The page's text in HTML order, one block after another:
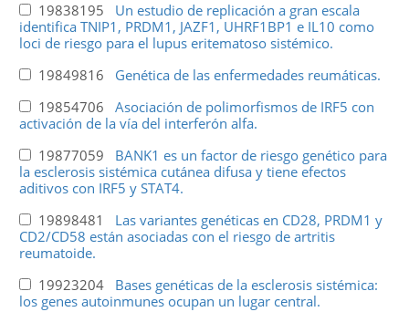
19838195 Un estudio de replicación a gran escala
identifica TNIP1, PRDM1, JAZF1, UHRF1BP1 e IL10 como
loci de riesgo para el lupus eritematoso sistémico.
19849816 Genética de las enfermedades reumáticas.
19854706 Asociación de polimorfismos de IRF5 con
activación de la vía del interferón alfa.
19877059 BANK1 es un factor de riesgo genético para
la esclerosis sistémica cutánea difusa y tiene efectos
aditivos con IRF5 y STAT4.
19898481 Las variantes genéticas en CD28, PRDM1 y
CD2/CD58 están asociadas con el riesgo de artritis
reumatoide.
19923204 Bases genéticas de la esclerosis sistémica:
los genes autoinmunes ocupan un lugar central.